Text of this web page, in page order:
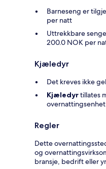
Barneseng er
per natt
Uttrekkbare
200.0 NOK per
Kjæledyr
Det kreves ikke
Kjæledyrtillates
Regler
Dette
og
bransje, bedrift eller